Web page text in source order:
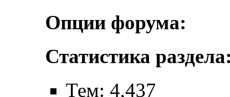
Опции форума:
Статистика
Тем: 4,437